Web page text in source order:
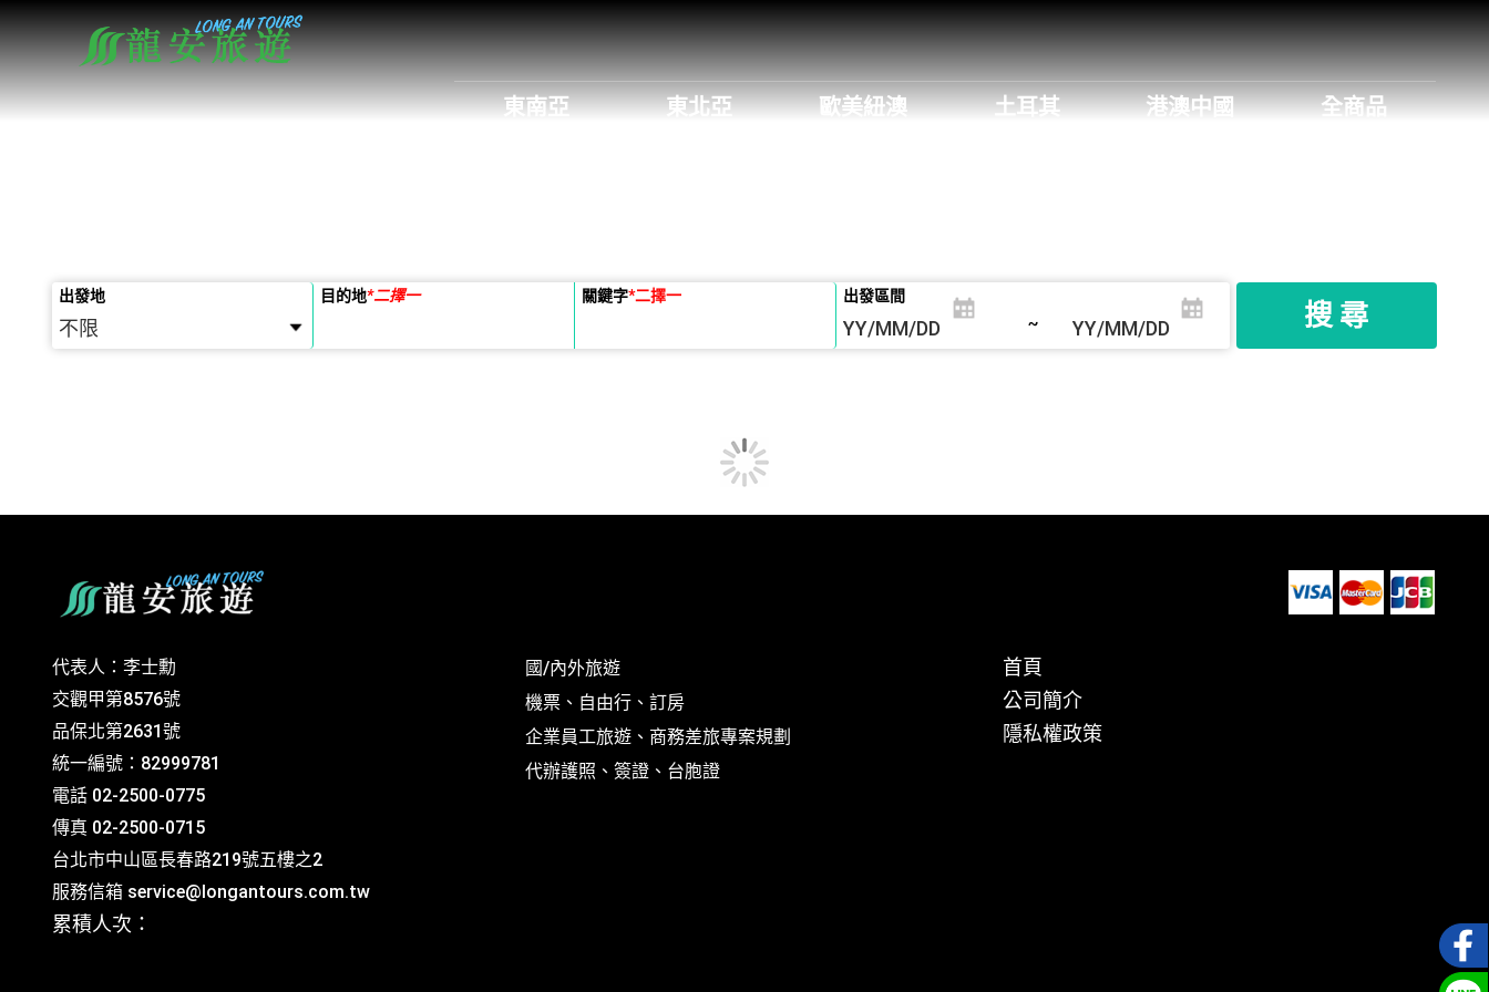
全商品
港澳中國
土耳其
歐美紐澳
東北亞
東南亞
出發地 目的地*二擇一 關鍵字*二擇一
出發區間
~
搜 尋
代表人：李士勳
交觀甲第8576號
品保北第2631號
統一編號：82999781
電話 02-2500-0775
傳真 02-2500-0715
台北市中山區長春路219號五樓之2
服務信箱 service@longantours.com.tw
累積人次：
國/內外旅遊
機票、自由行、訂房
企業員工旅遊、商務差旅專案規劃
代辦護照、簽證、台胞證
首頁
公司簡介
隱私權政策